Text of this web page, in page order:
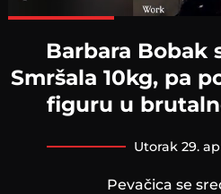
Barbara Bobak
Smršala 10kg, pa
figuru u
utorak 29.
Pevačica se